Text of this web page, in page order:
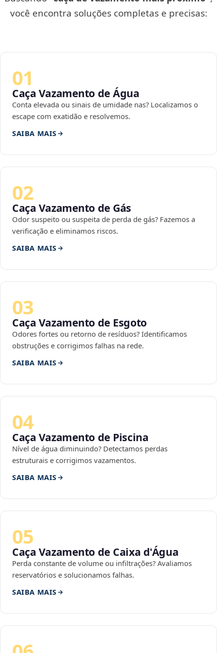
você encontra soluções completas e precisas:
01
Caça Vazamento de Água
Conta elevada ou sinais de umidade nas? Localizamos o
escape com exatidão e resolvemos.
SAIBA MAIS
02
Caça Vazamento de Gás
Odor suspeito ou suspeita de perda de gás? Fazemos a
verificação e eliminamos riscos.
SAIBA MAIS
03
Caça Vazamento de Esgoto
Odores fortes ou retorno de resíduos? Identificamos
obstruções e corrigimos falhas na rede.
SAIBA MAIS
04
Caça Vazamento de Piscina
Nível de água diminuindo? Detectamos perdas
estruturais e corrigimos vazamentos.
SAIBA MAIS
05
Caça Vazamento de Caixa d'Água
Perda constante de volume ou infiltrações? Avaliamos
reservatórios e solucionamos falhas.
SAIBA MAIS